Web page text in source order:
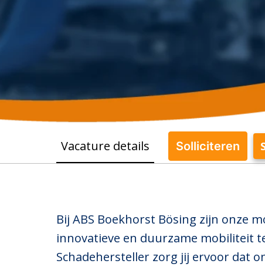
Vacature details Solliciteren
Bij ABS Boekhorst Bösing zijn onze
innovatieve en duurzame mobiliteit
Schadehersteller zorg jij ervoor dat